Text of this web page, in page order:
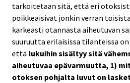
tarkoitetaan sitä, että eri
poikkeaisivat jonkin verran
karkeasti otannasta aiheutuvan
suuruutta erilaisissa tilanteissa
että lukuihin sisältyy sitä
aiheutuvaa epävarmuutta, 1)
otoksen pohjalta luvut on